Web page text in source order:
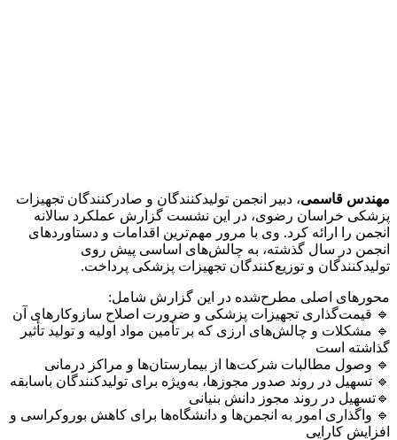
مهندس قاسمی، دبیر انجمن تولیدکنندگان و صادرکنندگان تجهیزات
پزشکی خراسان رضوی، در این نشست گزارش عملکرد سالانه
انجمن را ارائه کرد. وی با مرور مهم‌ترین اقدامات و دستاوردهای
انجمن در سال گذشته، به چالش‌های اساسی پیش روی
تولیدکنندگان و توزیع‌کنندگان تجهیزات پزشکی پرداخت.
محورهای اصلی مطرح‌شده در این گزارش شامل:
🔹 قیمت‌گذاری تجهیزات پزشکی و ضرورت اصلاح سازوکارهای آن
🔹 مشکلات و چالش‌های ارزی که بر تأمین مواد اولیه و تولید تأثیر
گذاشته است
🔹 وصول مطالبات شرکت‌ها از بیمارستان‌ها و مراکز درمانی
🔹 تسهیل در روند صدور مجوزها، به‌ویژه برای تولیدکنندگان باسابقه
🔹تسهیل در روند مجوز دانش بنیانی
🔹 واگذاری امور به انجمن‌ها و دانشگاه‌ها برای کاهش بوروکراسی و
افزایش کارایی